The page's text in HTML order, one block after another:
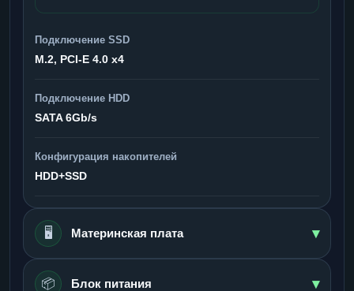
Подключение SSD
M.2, PCI-E 4.0 x4
Подключение HDD
SATA 6Gb/s
Конфигурация накопителей
HDD+SSD
🖥️ Материнская плата ▾
📦 Блок питания ▾